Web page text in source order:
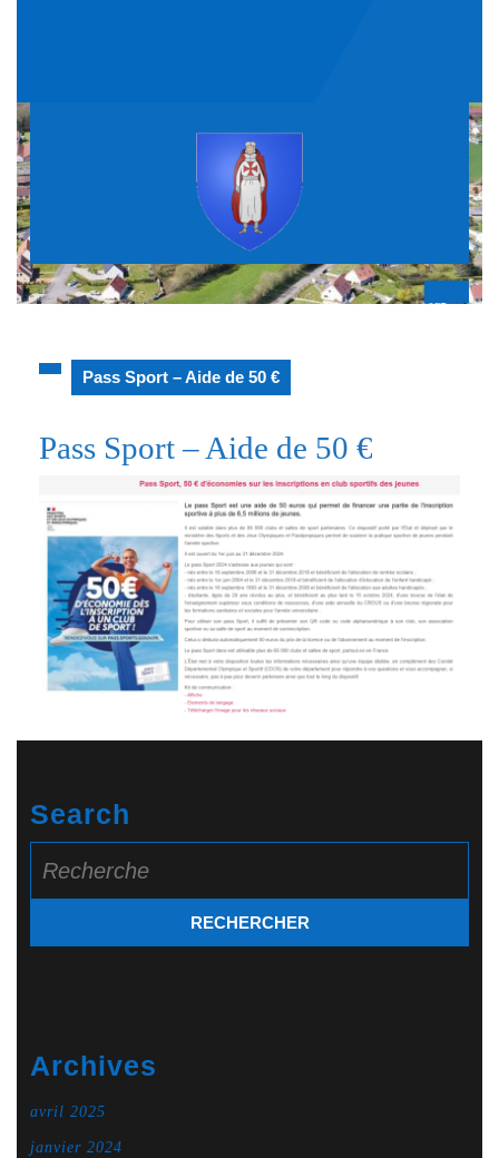
content
Pass Sport – Aide de 50 €
Pass Sport – Aide de 50 €
Search
for:
Archives
avril 2025
janvier 2024